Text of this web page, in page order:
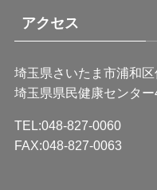
アクセス
埼玉県さいたま市浦和
埼玉県県民健康センタ
TEL:048-827-0060
FAX:048-827-0063